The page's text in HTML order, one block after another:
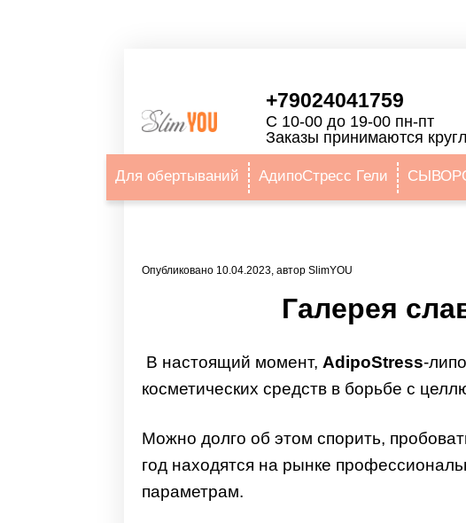
+79024041759
С 10-00 до 19-00 пн-пт
Заказы принимаются
Для обертываний АдипоСтресс Гели
Опубликовано 10.04.2023, автор SlimYOU
Галерея
В настоящий момент, AdipoStress-
косметических средств в борьбе с
Можно долго об этом спорить,
год находятся на рынке
параметрам.